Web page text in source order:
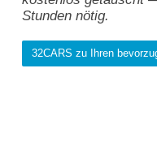
Stunden nötig.
32CARS zu Ihren